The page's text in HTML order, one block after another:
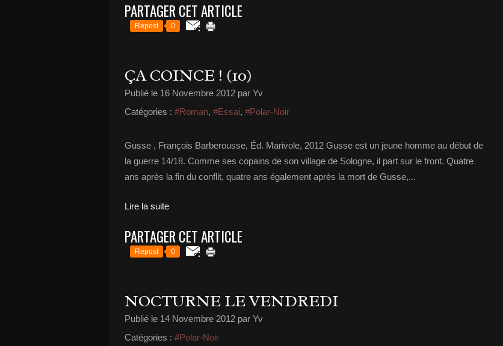
PARTAGER CET ARTICLE
Repost 0
ÇA COINCE ! (10)
Publié le 16 Novembre 2012 par Yv
Catégories : #Roman, #Essai, #Polar-Noir
Gusse , François Barberousse, Éd. Marivole, 2012 Gusse est un jeune homme au début de
la guerre 14/18. Comme ses copains de son village de Sologne, il part sur le front. Quatre
ans après la fin du conflit, quatre ans également après la mort de Gusse,...
Lire la suite
PARTAGER CET ARTICLE
Repost 0
NOCTURNE LE VENDREDI
Publié le 14 Novembre 2012 par Yv
Catégories : #Polar-Noir